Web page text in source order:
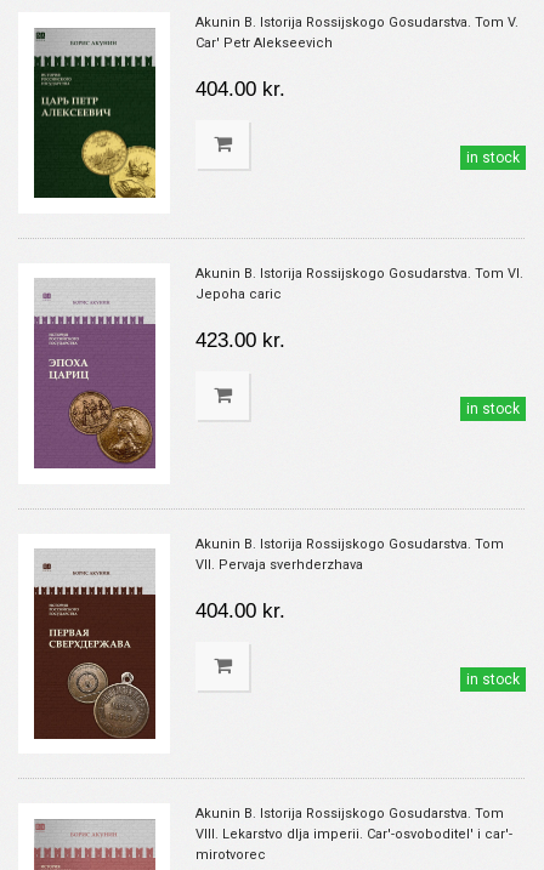
Akunin B. Istorija Rossijskogo Gosudarstva. Tom V.
Car' Petr Alekseevich
404.00 kr.
in stock
Akunin B. Istorija Rossijskogo Gosudarstva. Tom VI.
Jepoha caric
423.00 kr.
in stock
Akunin B. Istorija Rossijskogo Gosudarstva. Tom
VII. Pervaja sverhderzhava
404.00 kr.
in stock
Akunin B. Istorija Rossijskogo Gosudarstva. Tom
VIII. Lekarstvo dlja imperii. Car'-osvoboditel' i car'-
mirotvorec